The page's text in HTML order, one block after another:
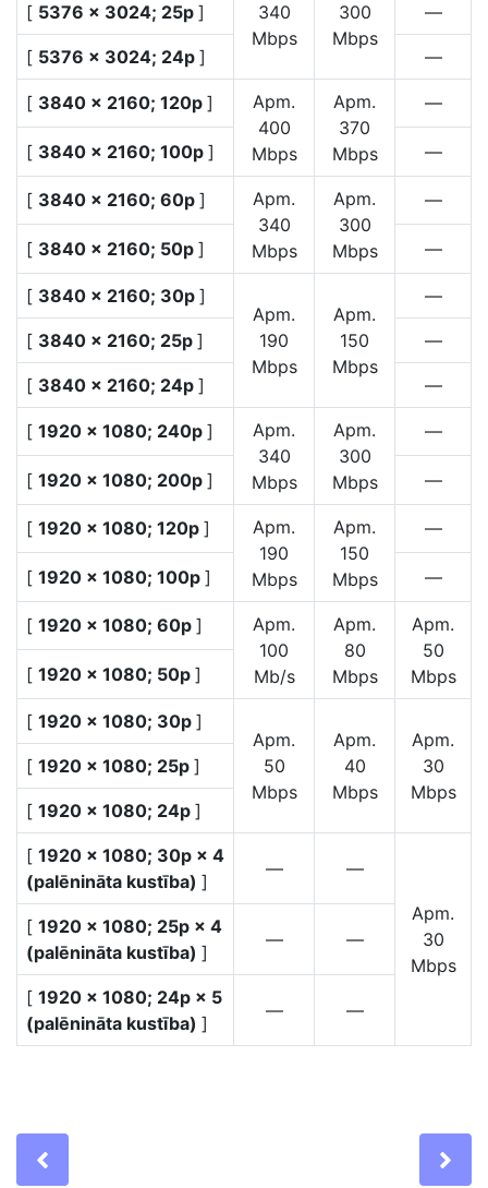
340
Mbps
300
Mbps
[ 5376 × 3024; 25p ] —
[ 5376 × 3024; 24p ] —
[ 3840 × 2160; 120p ]
Apm.
400
Mbps
Apm.
370
Mbps
—
[ 3840 × 2160; 100p ] —
[ 3840 × 2160; 60p ]
Apm.
340
Mbps
Apm.
300
Mbps
—
[ 3840 × 2160; 50p ] —
[ 3840 × 2160; 30p ]
Apm.
190
Mbps
Apm.
150
Mbps
—
[ 3840 × 2160; 25p ] —
[ 3840 × 2160; 24p ] —
[ 1920 × 1080; 240p ]
Apm.
340
Mbps
Apm.
300
Mbps
—
[ 1920 × 1080; 200p ] —
[ 1920 × 1080; 120p ]
Apm.
190
Mbps
Apm.
150
Mbps
—
[ 1920 × 1080; 100p ] —
[ 1920 × 1080; 60p ]
Apm.
100
Mb/s
Apm.
80
Mbps
Apm.
50
Mbps
[ 1920 × 1080; 50p ]
[ 1920 × 1080; 30p ]
Apm.
50
Mbps
Apm.
40
Mbps
Apm.
30
Mbps
[ 1920 × 1080; 25p ]
[ 1920 × 1080; 24p ]
[ 1920 × 1080; 30p × 4
(palēnināta kustība) ]
— —
Apm.
30
Mbps
[ 1920 × 1080; 25p × 4
(palēnināta kustība) ]
— —
[ 1920 × 1080; 24p × 5
(palēnināta kustība) ]
— —